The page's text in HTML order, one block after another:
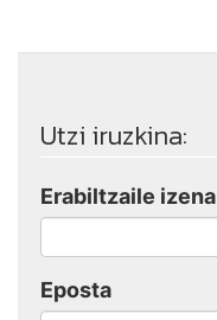
Utzi iruzkina:
Erabiltzaile izena
Eposta